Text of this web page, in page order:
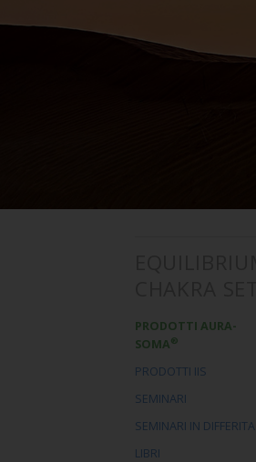
PRODOTTI AURA-
SOMA®
PRODOTTI IIS
SEMINARI
SEMINARI IN DIFFERITA
LIBRI